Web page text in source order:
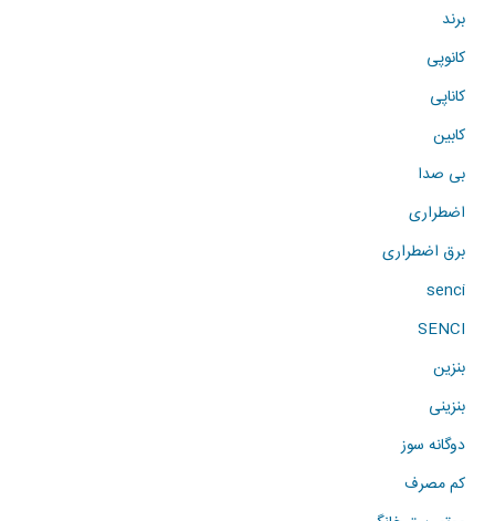
برند
کانوپی
کاناپی
کابین
بی صدا
اضطراری
برق اضطراری
senci
SENCI
بنزین
بنزینی
دوگانه سوز
کم مصرف